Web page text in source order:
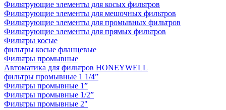
Фильтрующие элементы для косых фильтров
Фильтрующие элементы для мешочных фильтров
Фильтрующие элементы для промывных фильтров
Фильтрующие элементы для прямых фильтров
Фильтры косые
фильтры косые фланцевые
Фильтры промывные
Автоматика для фильтров HONEYWELL
фильтры промывные 1 1/4”
Фильтры промывные 1”
Фильтры промывные 1/2”
Фильтры промывные 2"